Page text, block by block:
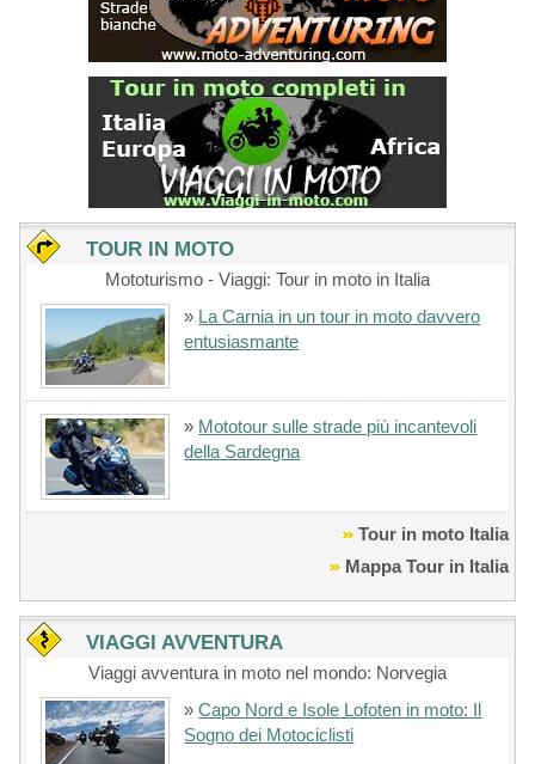
TOUR IN MOTO
Mototurismo - Viaggi: Tour in moto in Italia
» La Carnia in un tour in moto davvero
entusiasmante
» Mototour sulle strade più incantevoli
della Sardegna
Tour in moto Italia
Mappa Tour in Italia
VIAGGI AVVENTURA
Viaggi avventura in moto nel mondo: Norvegia
»Capo Nord e Isole Lofoten in moto: Il
Sogno dei Motociclisti